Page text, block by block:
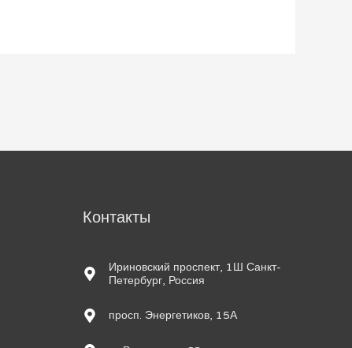
Контакты
Ириновский проспект, 1Ш Санкт-
Петербург, Россия
просп. Энергетиков, 15А